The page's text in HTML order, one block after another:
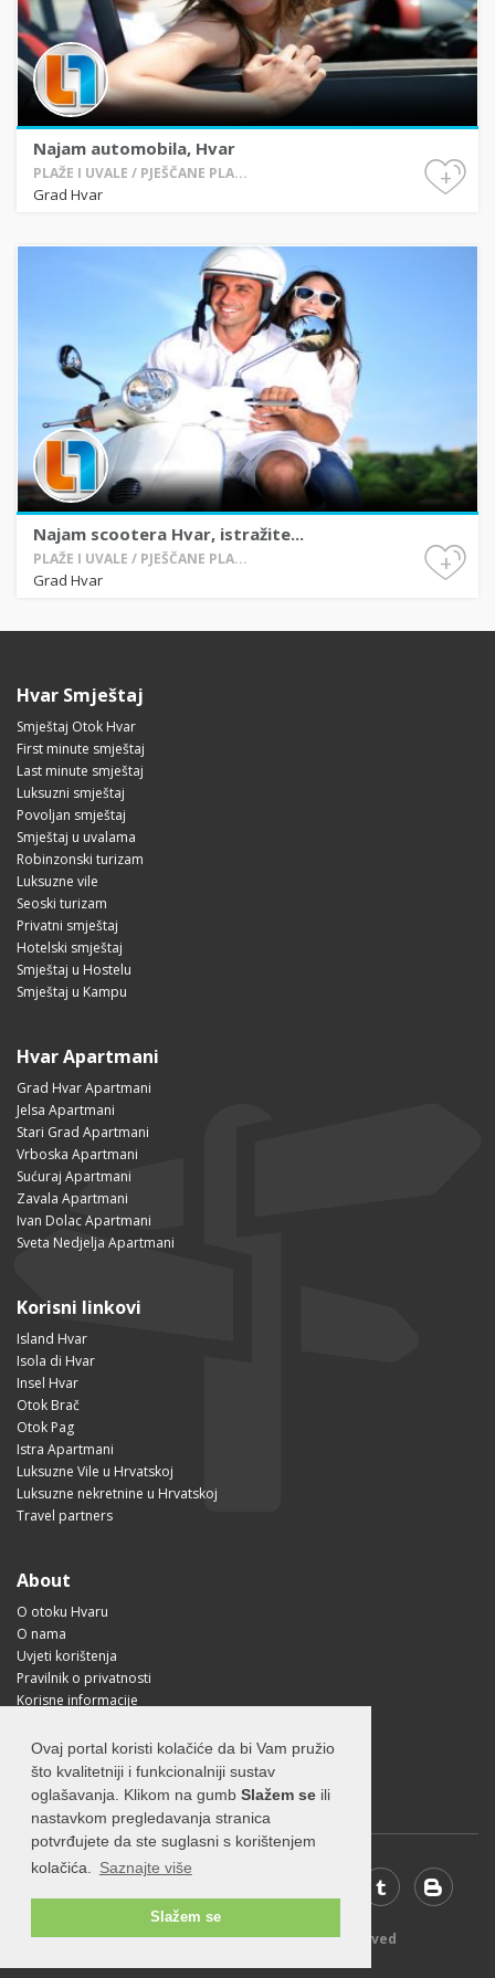
Ovaj portal koristi kolačiće da bi Vam pružio
što kvalitetniji i funkcionalniji sustav
oglašavanja. Klikom na gumb Slažem se ili
nastavkom pregledavanja stranica
potvrđujete da ste suglasni s korištenjem
kolačića.
Saznajte više
Slažem se
Najam automobila, Hvar
PLAŽE I UVALE / PJEŠČANE PLA...
Grad Hvar
+
Najam scootera Hvar, istražite...
PLAŽE I UVALE / PJEŠČANE PLA...
Grad Hvar
+
Hvar Smještaj
Smještaj Otok Hvar
First minute smještaj
Last minute smještaj
Luksuzni smještaj
Povoljan smještaj
Smještaj u uvalama
Robinzonski turizam
Luksuzne vile
Seoski turizam
Privatni smještaj
Hotelski smještaj
Smještaj u Hostelu
Smještaj u Kampu
Hvar Apartmani
Grad Hvar Apartmani
Jelsa Apartmani
Stari Grad Apartmani
Vrboska Apartmani
Sućuraj Apartmani
Zavala Apartmani
Ivan Dolac Apartmani
Sveta Nedjelja Apartmani
Korisni linkovi
Island Hvar
Isola di Hvar
Insel Hvar
Otok Brač
Otok Pag
Istra Apartmani
Luksuzne Vile u Hrvatskoj
Luksuzne nekretnine u Hrvatskoj
Travel partners
About
O otoku Hvaru
O nama
Uvjeti korištenja
Pravilnik o privatnosti
Korisne informacije
Free Mobile App
Visit Croatia
© 2026 Visit-Hvar.com - All rights reserved